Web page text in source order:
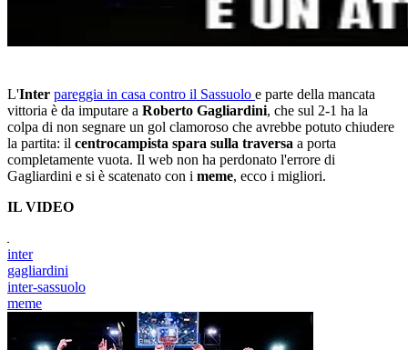
L'Inter pareggia in casa contro il Sassuolo e parte della mancata
vittoria è da imputare a Roberto Gagliardini, che sul 2-1 ha la
colpa di non segnare un gol clamoroso che avrebbe potuto chiudere
la partita: il centrocampista spara sulla traversa a porta
completamente vuota. Il web non ha perdonato l'errore di
Gagliardini e si è scatenato con i meme, ecco i migliori.
IL VIDEO
inter
gagliardini
inter-sassuolo
meme